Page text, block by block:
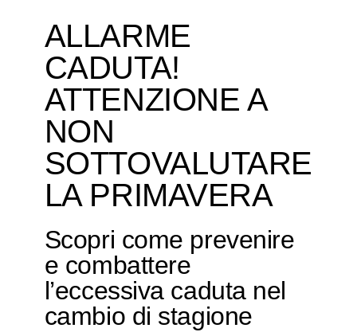
ALLARME
CADUTA!
ATTENZIONE A
NON
SOTTOVALUTARE
LA PRIMAVERA
Scopri come prevenire
e combattere
l’eccessiva caduta nel
cambio di stagione